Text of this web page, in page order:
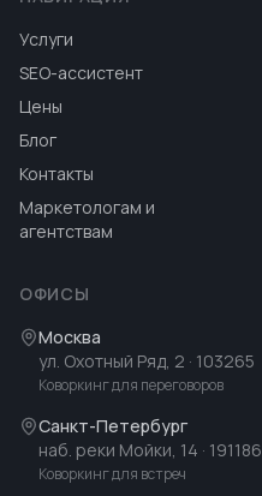
Услуги
SEO-ассистент
Цены
Блог
Контакты
Маркетологам и
агентствам
ОФИСЫ
Москва
ул. Охотный Ряд, 2 · 103265
Коворкинг для переговоров
Санкт-Петербург
наб. реки Мойки, 14 · 191186
Коворкинг для встреч